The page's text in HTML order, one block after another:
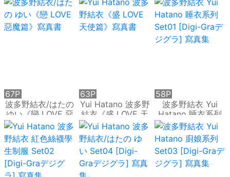
波多野結衣/はたの
ゆい《戀 LOVE 惡
魔篇》寫真書
67P
Yui Hatano 波多野
結衣《盛 LOVE 天
使篇》寫真書
63P
波多野結衣 Yui
Hatano 睡衣系列
Set01 [Digi-Graデ
ジグラ] 寫真集
58P